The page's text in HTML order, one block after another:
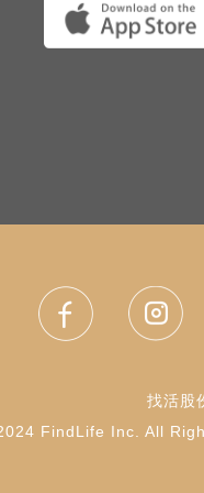
找活股
FindLife Inc. All